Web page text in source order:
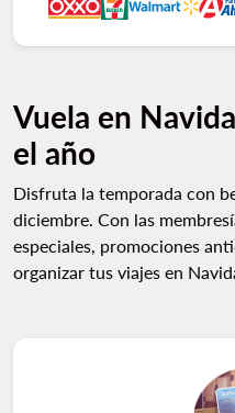
Vuela en
el año
Disfruta la temporada con
diciembre. Con las
especiales, promociones
organizar tus viajes en